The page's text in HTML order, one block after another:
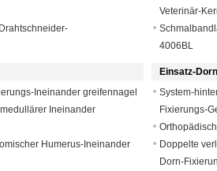
Veterinär-
4006BL
Ineinander greifennagel
Ineinander
Humerus-Ineinander
Einsatz-
System-
Fixierungs-
Doppelte
Dorn-